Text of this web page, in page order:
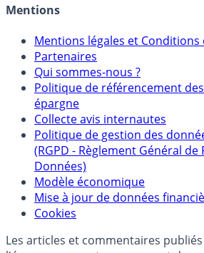
Mentions légales et Conditions
Partenaires
Qui sommes-nous ?
Politique de référencement des
épargne
Collecte avis internautes
Politique de gestion des
(RGPD - Règlement Général de
Données)
Modèle économique
Mise à jour de données
Cookies